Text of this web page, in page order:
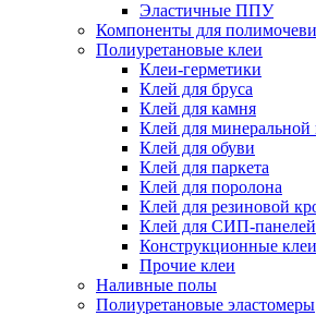
Эластичные ППУ
Компоненты для
Полиуретановые клеи
Клеи-герметики
Клей для бруса
Клей для камня
Клей для минеральной
Клей для обуви
Клей для паркета
Клей для поролона
Клей для резиновой
Клей для СИП-панелей
Конструкционные клеи
Прочие клеи
Наливные полы
Полиуретановые эластомеры